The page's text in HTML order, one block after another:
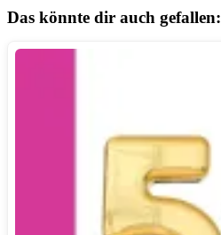
Das könnte dir auch gefallen: